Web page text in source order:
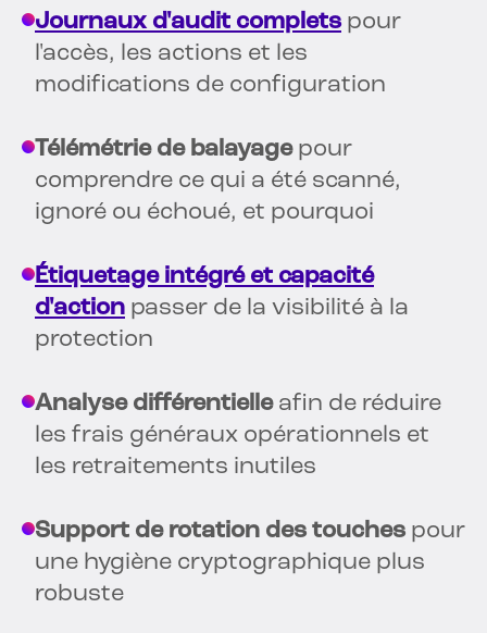
Journaux d'audit completspour
l'accès, les actions et les
modifications de configuration
Télémétrie de balayagepour
comprendre ce qui a été scanné,
ignoré ou échoué, et pourquoi
Étiquetage intégré et capacité
d'action passer de la visibilité à la
protection
Analyse différentielleafin de réduire
les frais généraux opérationnels et
les retraitements inutiles
Support de rotation des touches pour
une hygiène cryptographique plus
robuste